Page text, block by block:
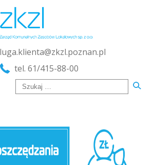
tel. 61/415-88-00